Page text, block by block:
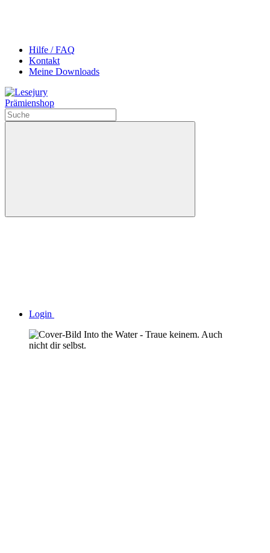
Hilfe / FAQ
Kontakt
Meine Downloads
Prämienshop
Login